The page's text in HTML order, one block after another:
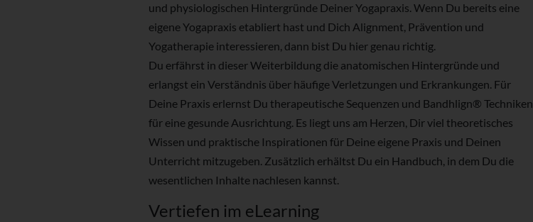
und physiologischen Hintergründe Deiner Yogapraxis. Wenn Du bereits eine
eigene Yogapraxis etabliert hast und Dich Alignment, Prävention und
Yogatherapie interessieren, dann bist Du hier genau richtig.
Du erfährst in dieser Weiterbildung die anatomischen Hintergründe und
erlangst ein Verständnis über häufige Verletzungen und Erkrankungen. Für
Deine Praxis erlernst Du therapeutische Sequenzen und Bandhlign® Techniken
für eine gesunde Ausrichtung. Es liegt uns am Herzen, Dir viel theoretisches
Wissen und praktische Inspirationen für Deine eigene Praxis und Deinen
Unterricht mitzugeben. Zusätzlich erhältst Du ein Handbuch, in dem Du die
wesentlichen Inhalte nachlesen kannst.
Vertiefen im eLearning